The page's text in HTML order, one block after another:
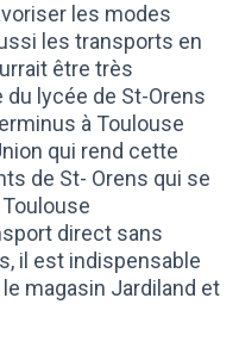
les modes
les transports en
être très
lycée de St-Orens
à Toulouse
qui rend cette
de St- Orens qui se
direct sans
il est indispensable
magasin Jardiland et